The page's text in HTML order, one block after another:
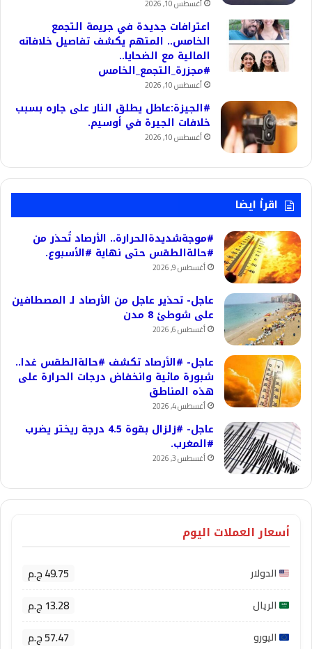
أغسطس 10, 2026
اعترافات جديدة في جريمة التجمع
الخامس.. المتهم يكشف تفاصيل خلافاته
المالية مع الضحايا..
#مجزرة_التجمع_الخامس
أغسطس 10, 2026
#الجيزة:عاطل يطلق النار على جاره بسبب
خلافات الجيرة في أوسيم.
أغسطس 10, 2026
اقرأ ايضا
#موجةشديدةالحرارة.. الأرصاد تُحذر من
#حالةالطقس حتى نهاية #الأسبوع.
أغسطس 9, 2026
عاجل- تحذير عاجل من الأرصاد لـ المصطافين
على شوطئ 8 مدن
أغسطس 6, 2026
عاجل- #الأرصاد تكشف #حالةالطقس غدا..
شبورة مائية وانخفاض درجات الحرارة على
هذه المناطق
أغسطس 4, 2026
عاجل- #زلزال بقوة 4.5 درجة ريختر يضرب
#المغرب.
أغسطس 3, 2026
أسعار العملات اليوم
الدولار 49.75 ج.م
الريال 13.28 ج.م
اليورو 57.47 ج.م